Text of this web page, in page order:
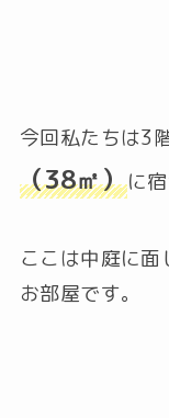
今回私たちは3
（38㎡）に宿
ここは中庭に
お部屋です。